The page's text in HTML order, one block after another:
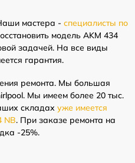
мастера - специалисты по
модель AKM 434
задачей. На все виды
гарантия.
ремонта. Мы большая
Мы имеем более 20 тыс.
складах уже имеется
NB. При заказе ремонта на
-25%.